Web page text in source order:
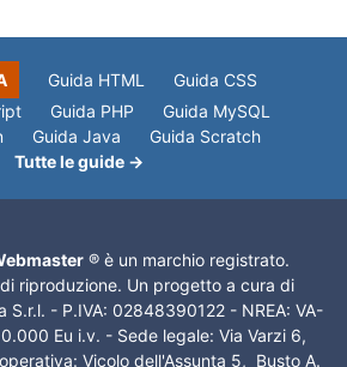
Guida HTML
Guida CSS
Guida PHP
Guida MySQL
Guida Java
Guida Scratch
Tutte le guide →
® è un marchio registrato.
riproduzione. Un progetto a cura di
S.r.l. - P.IVA: 02848390122 - NREA: VA-
Eu i.v. - Sede legale: Via Varzi 6,
Vicolo dell'Assunta 5, Busto A.